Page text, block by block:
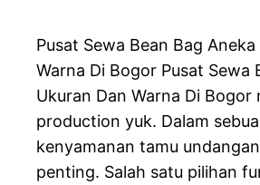
Pusat Sewa Bean Bag
Warna Di Bogor Pusat Sewa
Ukuran Dan Warna Di Bogor
production yuk. Dalam
kenyamanan tamu
penting. Salah satu pilihan